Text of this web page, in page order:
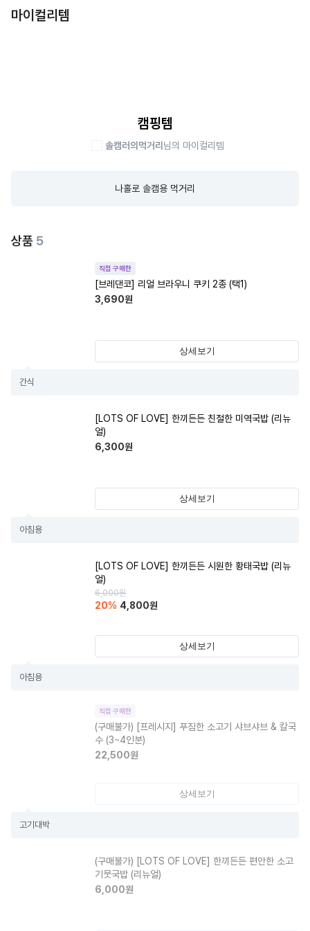
마이컬리템
캠핑템
솔캠러의먹거리 님의 마이컬리템
나홀로 솔캠용 먹거리
상품 5
직접 구매한
[브레댄코] 리얼 브라우니 쿠키 2종 (택1)
3,690원
상세보기
간식
[LOTS OF LOVE] 한끼든든 친절한 미역국밥 (리뉴
얼)
6,300원
상세보기
아침용
[LOTS OF LOVE] 한끼든든 시원한 황태국밥 (리뉴
얼)
6,000원
20% 4,800원
상세보기
아침용
직접 구매한
(구매불가) [프레시지] 푸짐한 소고기 샤브샤브 & 칼국
수 (3~4인분)
22,500원
상세보기
고기대박
(구매불가) [LOTS OF LOVE] 한끼든든 편안한 소고
기뭇국밥 (리뉴얼)
6,000원